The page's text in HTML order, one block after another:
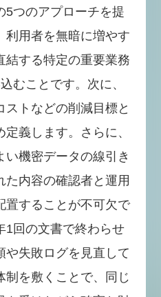
5つのアプローチを提
利用者を無暗に増やす
結する特定の重要業務
むことです。次に、
トなどの削減目標と
義します。さらに、
機密データの線引き
た内容の確認者と運用
置することが不可欠で
1回の文書で終わらせ
や失敗ログを見直して
制を敷くことで、同じ